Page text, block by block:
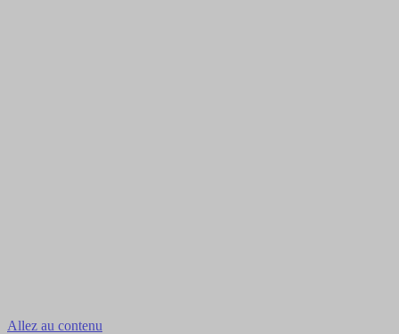
Allez au contenu